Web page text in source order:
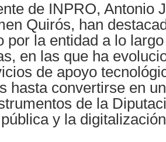
de INPRO, Antonio
Quirós, han
por la entidad a lo
en las que ha
de apoyo
hasta convertirse en
de la
y la